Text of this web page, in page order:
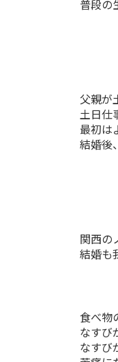
普段の
父親が
土日仕
最初は
結婚後
関西の
結婚も
食べ物
なすび
なすび